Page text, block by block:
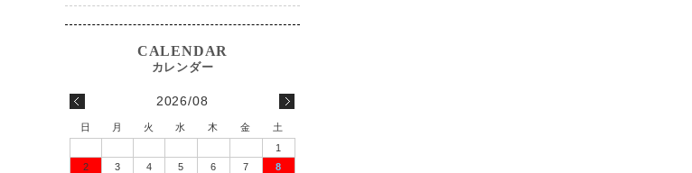
2026/08
日 月 火 水 木 金
土
1
2
3 4 5 6 7
8